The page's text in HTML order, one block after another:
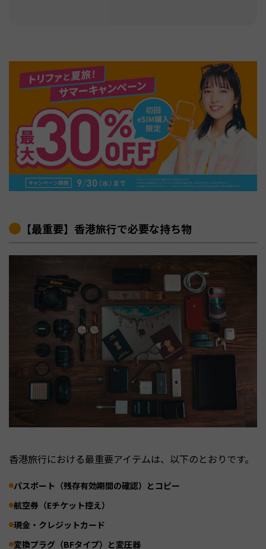
【最重要】香港旅行で必要な持ち物
香港旅行における最重要アイテムは、以下のとおりです。
パスポート（残存有効期間の確認）とコピー
航空券（Eチケット控え）
現金・クレジットカード
変換プラグ（BFタイプ）と変圧器